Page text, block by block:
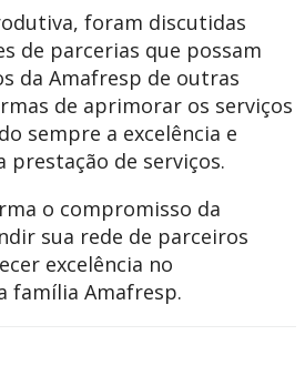
foram discutidas
de parcerias que possam
da Amafresp de outras
de aprimorar os serviços
sempre a excelência e
prestação de serviços.
o compromisso da
sua rede de parceiros
excelência no
família Amafresp.